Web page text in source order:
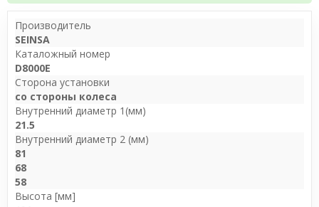
Производитель
SEINSA
Каталожный номер
D8000E
Сторона установки
со стороны колеса
Внутренний диаметр 1(мм)
21.5
Внутренний диаметр 2 (мм)
81
68
58
Высота [мм]